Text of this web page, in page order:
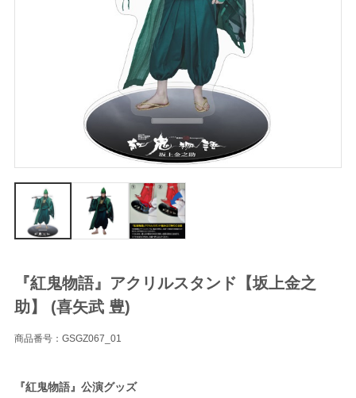
『紅鬼物語』アクリルスタンド【坂上金之
助】 (喜矢武 豊)
商品番号：GSGZ067_01
『紅鬼物語』公演グッズ